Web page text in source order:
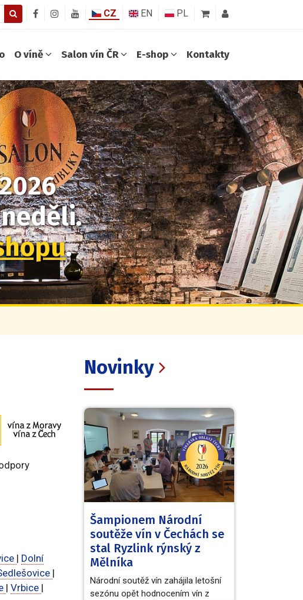
CZ EN PL
O víně Salon vín ČR E-shop Kontakty
.
Další
| Dolní
|
| Vrbice |
Novinky
Šampionem Národní
soutěže vín v Čechách se
stal Ryzlink rýnský z
Mělníka
Národní soutěž vín zahájila letošní
sezónu opět hodnocením vín z